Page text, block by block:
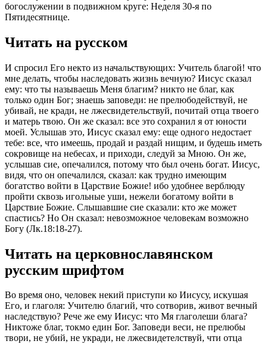
богослужении в подвижном круге: Неделя 30-я по
Пятидесятнице.
Читать на русском
И спросил Его некто из начальствующих: Учитель благой! что
мне делать, чтобы наследовать жизнь вечную? Иисус сказал
ему: что ты называешь Меня благим? никто не благ, как
только один Бог; знаешь заповеди: не прелюбодействуй, не
убивай, не кради, не лжесвидетельствуй, почитай отца твоего
и матерь твою. Он же сказал: все это сохранил я от юности
моей. Услышав это, Иисус сказал ему: еще одного недостает
тебе: все, что имеешь, продай и раздай нищим, и будешь иметь
сокровище на небесах, и приходи, следуй за Мною. Он же,
услышав сие, опечалился, потому что был очень богат. Иисус,
видя, что он опечалился, сказал: как трудно имеющим
богатство войти в Царствие Божие! ибо удобнее верблюду
пройти сквозь игольные уши, нежели богатому войти в
Царствие Божие. Слышавшие сие сказали: кто же может
спастись? Но Он сказал: невозможное человекам возможно
Богу (Лк.18:18-27).
Читать на церковнославянском
русским шрифтом
Во время оно, человек некий приступи ко Иисусу, искушая
Его, и глаголя: Учителю благий, что сотворив, живот вечный
наследствую? Рече же ему Иисус: что Мя глаголеши блага?
Никтоже благ, токмо един Бог. Заповеди веси, не прелюбы
твори, не убий, не укради, не лжесвидетелствуй, чти отца